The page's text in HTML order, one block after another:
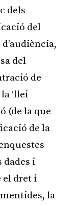
dels
del
del
de
‘llei
(de la que
de la
dades i
el dret i
la